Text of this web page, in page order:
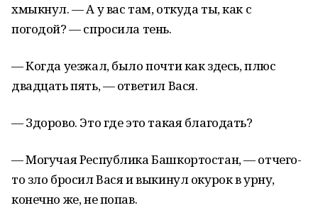
хмыкнул. — А у вас там, откуда ты, как с
погодой? — спросила тень.
— Когда уезжал, было почти как здесь, плюс
двадцать пять, — ответил Вася.
— Здорово. Это где это такая благодать?
— Могучая Республика Башкортостан, — отчего-
то зло бросил Вася и выкинул окурок в урну,
конечно же, не попав.